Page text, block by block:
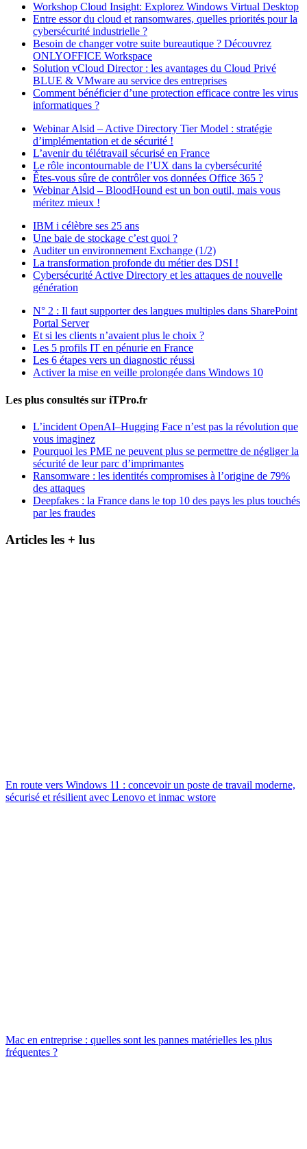
Workshop Cloud Insight: Explorez Windows Virtual Desktop
Entre essor du cloud et ransomwares, quelles priorités pour la
cybersécurité industrielle ?
Besoin de changer votre suite bureautique ? Découvrez
ONLYOFFICE Workspace
Solution vCloud Director : les avantages du Cloud Privé
BLUE & VMware au service des entreprises
Comment bénéficier d’une protection efficace contre les virus
informatiques ?
Webinar Alsid – Active Directory Tier Model : stratégie
d’implémentation et de sécurité !
L’avenir du télétravail sécurisé en France
Le rôle incontournable de l’UX dans la cybersécurité
Êtes-vous sûre de contrôler vos données Office 365 ?
Webinar Alsid – BloodHound est un bon outil, mais vous
méritez mieux !
IBM i célèbre ses 25 ans
Une baie de stockage c’est quoi ?
Auditer un environnement Exchange (1/2)
La transformation profonde du métier des DSI !
Cybersécurité Active Directory et les attaques de nouvelle
génération
N° 2 : Il faut supporter des langues multiples dans SharePoint
Portal Server
Et si les clients n’avaient plus le choix ?
Les 5 profils IT en pénurie en France
Les 6 étapes vers un diagnostic réussi
Activer la mise en veille prolongée dans Windows 10
Les plus consultés sur iTPro.fr
L’incident OpenAI–Hugging Face n’est pas la révolution que
vous imaginez
Pourquoi les PME ne peuvent plus se permettre de négliger la
sécurité de leur parc d’imprimantes
Ransomware : les identités compromises à l’origine de 79%
des attaques
Deepfakes : la France dans le top 10 des pays les plus touchés
par les fraudes
Articles les + lus
En route vers Windows 11 : concevoir un poste de travail moderne,
sécurisé et résilient avec Lenovo et inmac wstore
Mac en entreprise : quelles sont les pannes matérielles les plus
fréquentes ?